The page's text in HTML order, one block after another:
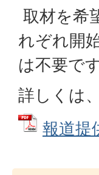
取材を希
れぞれ開
は不要です
詳しくは
報道提